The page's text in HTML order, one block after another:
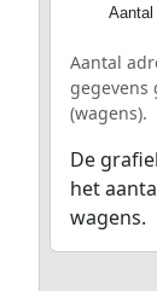
Aantal
Aantal
gegevens
(wagens).
De
het
wagens.